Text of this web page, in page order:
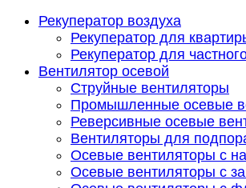
Рекуператор воздуха
Рекуператор для
Рекуператор для
Вентилятор осевой
Струйные вентиляторы
Промышленные осевые
Реверсивные осевые
Вентиляторы для
Осевые вентиляторы с
Осевые вентиляторы с